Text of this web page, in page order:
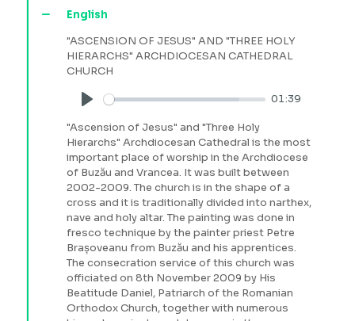
English
"ASCENSION OF JESUS" AND "THREE HOLY
HIERARCHS" ARCHDIOCESAN CATHEDRAL
CHURCH
Play
01:39
"Ascension of Jesus" and "Three Holy
Hierarchs" Archdiocesan Cathedral is the most
important place of worship in the Archdiocese
of Buzău and Vrancea. It was built between
2002-2009. The church is in the shape of a
cross and it is traditionally divided into narthex,
nave and holy altar. The painting was done in
fresco technique by the painter priest Petre
Brașoveanu from Buzău and his apprentices.
The consecration service of this church was
officiated on 8th November 2009 by His
Beatitude Daniel, Patriarch of the Romanian
Orthodox Church, together with numerous